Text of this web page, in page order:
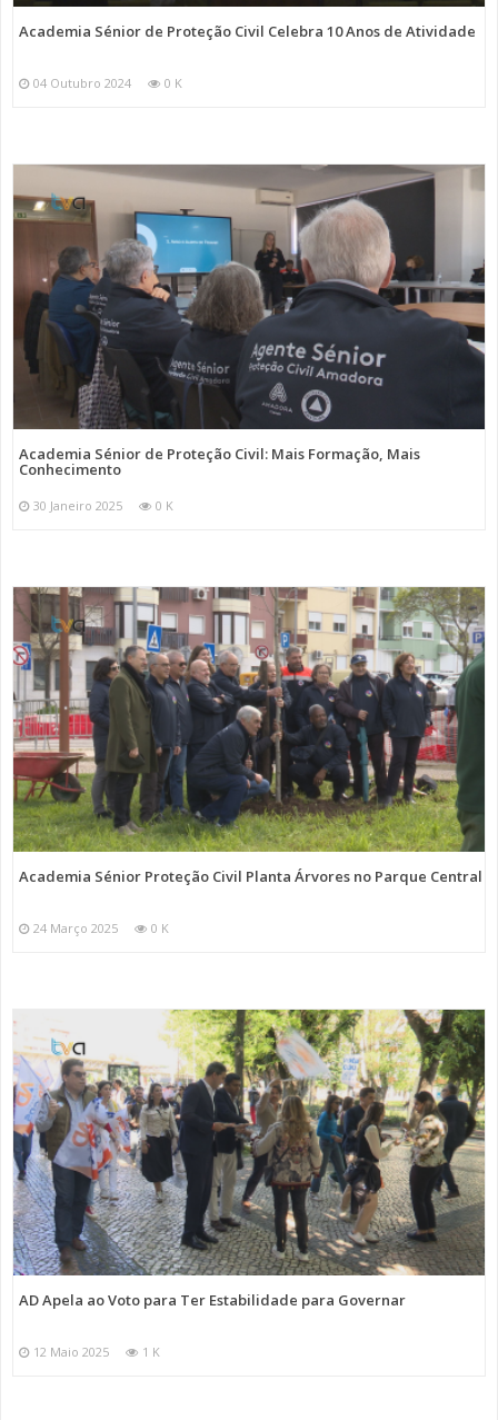
Academia Sénior de Proteção Civil Celebra 10 Anos de Atividade
04 Outubro 2024 0 K
Academia Sénior de Proteção Civil: Mais Formação, Mais
Conhecimento
30 Janeiro 2025 0 K
Academia Sénior Proteção Civil Planta Árvores no Parque Central
24 Março 2025 0 K
AD Apela ao Voto para Ter Estabilidade para Governar
12 Maio 2025 1 K